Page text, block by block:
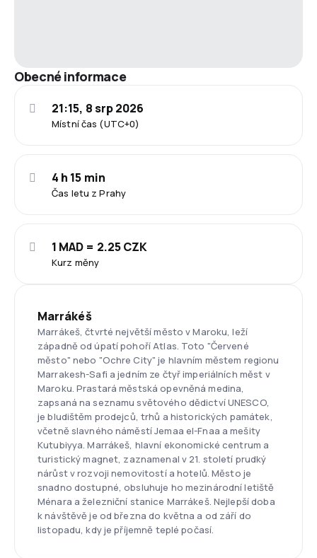
Obecné informace
Místní čas (UTC+0)
21:15, 8 srp 2026
Čas letu z Prahy
4 h 15 min
Kurz měny
1 MAD = 2.25 CZK
Marrákéš
Marrákeš, čtvrté největší město v Maroku, leží
západně od úpatí pohoří Atlas. Toto "Červené
město" nebo "Ochre City" je hlavním městem regionu
Marrakesh-Safi a jedním ze čtyř imperiálních měst v
Maroku. Prastará městská opevněná medina,
zapsaná na seznamu světového dědictví UNESCO,
je bludištěm prodejců, trhů a historických památek,
včetně slavného náměstí Jemaa el-Fnaa a mešity
Kutubiyya. Marrákeš, hlavní ekonomické centrum a
turistický magnet, zaznamenal v 21. století prudký
nárůst v rozvoji nemovitostí a hotelů. Město je
snadno dostupné, obsluhuje ho mezinárodní letiště
Ménara a železniční stanice Marrákeš. Nejlepší doba
k návštěvě je od března do května a od září do
listopadu, kdy je příjemně teplé počasí.